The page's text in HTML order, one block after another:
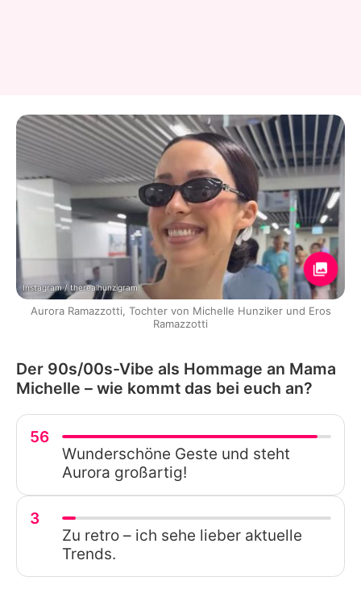
Instagram / therealhunzigram
Aurora Ramazzotti, Tochter von Michelle Hunziker und Eros
Ramazzotti
Der 90s/00s-Vibe als Hommage an Mama
Michelle – wie kommt das bei euch an?
56
Wunderschöne Geste und steht
Aurora großartig!
3
Zu retro – ich sehe lieber aktuelle
Trends.